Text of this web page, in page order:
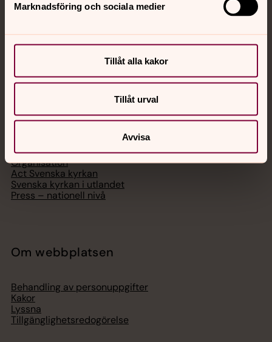
Marknadsföring och sociala medier
Tillåt alla kakor
Tillåt urval
Avvisa
Digitalt brev
Svenska kyrkan
Hitta församling
Ge en gåva
Organisation
Act Svenska kyrkan
Svenska kyrkan i utlandet
Press – nationell nivå
Om webbplatsen
Behandling av personuppgifter
Kakor
Lyssna
Tillgänglighetsredogörelse